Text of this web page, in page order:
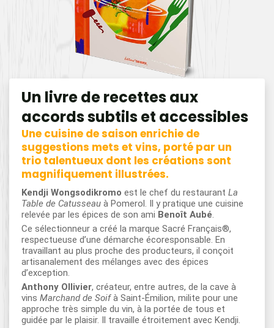
Un livre de recettes aux
accords subtils et accessibles
Une cuisine de saison enrichie de
suggestions mets et vins, porté par un
trio talentueux dont les créations sont
magnifiquement illustrées.
Kendji Wongsodikromo est le chef du restaurant La
Table de Catusseau à Pomerol. Il y pratique une cuisine
relevée par les épices de son ami Benoît Aubé.
Ce sélectionneur a créé la marque Sacré Français®,
respectueuse d’une démarche écoresponsable. En
travaillant au plus proche des producteurs, il conçoit
artisanalement des mélanges avec des épices
d’exception.
Anthony Ollivier, créateur, entre autres, de la cave à
vins Marchand de Soifà Saint-Émilion, milite pour une
approche très simple du vin, à la portée de tous et
guidée par le plaisir. Il travaille étroitement avec Kendji.